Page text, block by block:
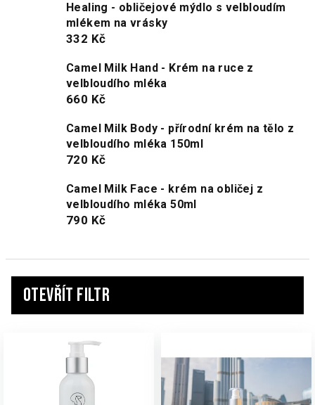
Healing - obličejové mýdlo s velbloudím
mlékem na vrásky
332 Kč
Camel Milk Hand - Krém na ruce z
velbloudího mléka
660 Kč
Camel Milk Body - přírodní krém na tělo z
velbloudího mléka 150ml
720 Kč
Camel Milk Face - krém na obličej z
velbloudího mléka 50ml
790 Kč
Otevřít filtr